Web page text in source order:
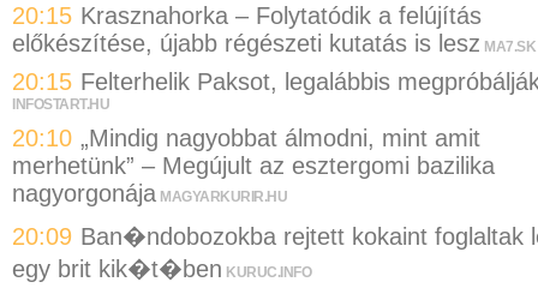
20:15 Krasznahorka – Folytatódik a felújítás
előkészítése, újabb régészeti kutatás is lesz MA7.SK
20:15 Felterhelik Paksot, legalábbis
INFOSTART.HU
20:10 „Mindig nagyobbat álmodni, mint amit
merhetünk” – Megújult az esztergomi bazilika
nagyorgonája MAGYARKURIR.HU
20:09 Ban�ndobozokba rejtett kokaint foglaltak
egy brit kik�t�ben KURUC.INFO